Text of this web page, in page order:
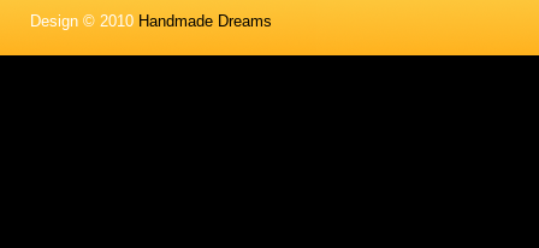
Design © 2010 Handmade Dreams